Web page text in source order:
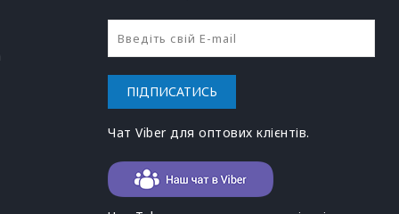
ПІДПИСАТИСЬ
Чат Viber для оптових клієнтів.